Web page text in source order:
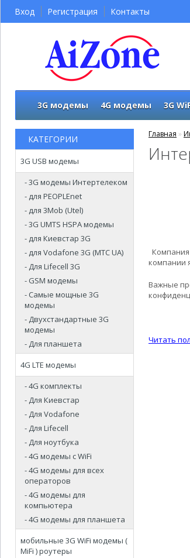
Вход Регистрация Контакты
3G модемы 4G модемы 3G
КАТЕГОРИИ
3G USB модемы
- 3G модемы Интертелеком
- для PEOPLEnet
- для 3Mob (Utel)
- 3G UMTS HSPA модемы
- для Киевстар 3G
- для Vodafone 3G (МТС UA)
- Для Lifecell 3G
- GSM модемы
- Самые мощные 3G
модемы
- Двухстандартные 3G
модемы
- Для планшета
4G LTE модемы
- 4G комплекты
- Для Киевстар
- Для Vodafone
- Для Lifecell
- Для ноутбука
- 4G модемы с WiFi
- 4G модемы для всех
операторов
- 4G модемы для
компьютера
- 4G модемы для планшета
мобильные 3G WiFi модемы (
MiFi ) роутеры
Главная »
компании
Важные
Читать